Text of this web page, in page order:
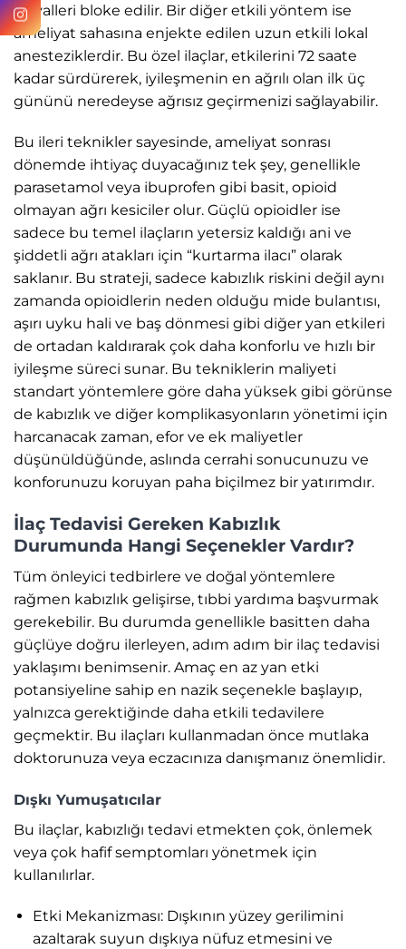
sinyalleri bloke edilir. Bir diğer etkili yöntem ise
ameliyat sahasına enjekte edilen uzun etkili lokal
anesteziklerdir. Bu özel ilaçlar, etkilerini 72 saate
kadar sürdürerek, iyileşmenin en ağrılı olan ilk üç
gününü neredeyse ağrısız geçirmenizi sağlayabilir.
Bu ileri teknikler sayesinde, ameliyat sonrası
dönemde ihtiyaç duyacağınız tek şey, genellikle
parasetamol veya ibuprofen gibi basit, opioid
olmayan ağrı kesiciler olur. Güçlü opioidler ise
sadece bu temel ilaçların yetersiz kaldığı ani ve
şiddetli ağrı atakları için “kurtarma ilacı” olarak
saklanır. Bu strateji, sadece kabızlık riskini değil aynı
zamanda opioidlerin neden olduğu mide bulantısı,
aşırı uyku hali ve baş dönmesi gibi diğer yan etkileri
de ortadan kaldırarak çok daha konforlu ve hızlı bir
iyileşme süreci sunar. Bu tekniklerin maliyeti
standart yöntemlere göre daha yüksek gibi görünse
de kabızlık ve diğer komplikasyonların yönetimi için
harcanacak zaman, efor ve ek maliyetler
düşünüldüğünde, aslında cerrahi sonucunuzu ve
konforunuzu koruyan paha biçilmez bir yatırımdır.
İlaç Tedavisi Gereken Kabızlık
Durumunda Hangi Seçenekler Vardır?
Tüm önleyici tedbirlere ve doğal yöntemlere
rağmen kabızlık gelişirse, tıbbi yardıma başvurmak
gerekebilir. Bu durumda genellikle basitten daha
güçlüye doğru ilerleyen, adım adım bir ilaç tedavisi
yaklaşımı benimsenir. Amaç en az yan etki
potansiyeline sahip en nazik seçenekle başlayıp,
yalnızca gerektiğinde daha etkili tedavilere
geçmektir. Bu ilaçları kullanmadan önce mutlaka
doktorunuza veya eczacınıza danışmanız önemlidir.
Dışkı Yumuşatıcılar
Bu ilaçlar, kabızlığı tedavi etmekten çok, önlemek
veya çok hafif semptomları yönetmek için
kullanılırlar.
Etki Mekanizması: Dışkının yüzey gerilimini
azaltarak suyun dışkıya nüfuz etmesini ve